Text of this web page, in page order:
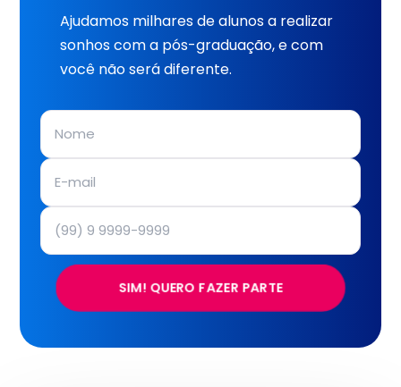
Ajudamos milhares de alunos a realizar
sonhos com a pós-graduação, e com
você não será diferente.
SIM! QUERO FAZER PARTE